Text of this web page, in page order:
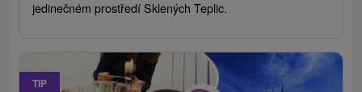
jedinečném prostředí Sklených Teplic.
TIP